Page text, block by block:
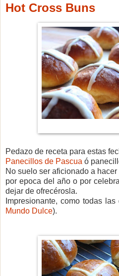
Hot Cross Buns
Pedazo de receta para estas
Panecillos de Pascua ó
No suelo ser aficionado a
por epoca del año o por
dejar de ofrecérosla.
Impresionante, como todas
Mundo Dulce).